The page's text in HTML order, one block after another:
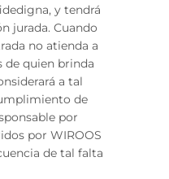
y tendrá
jurada. Cuando
no atienda a
de quien brinda
a tal
de
por
por WIROOS
de tal falta